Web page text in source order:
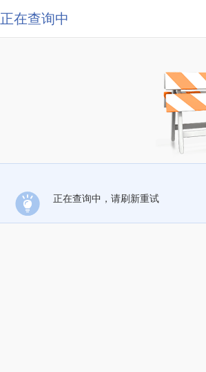
正在查询中
正在查询中，请刷新重试